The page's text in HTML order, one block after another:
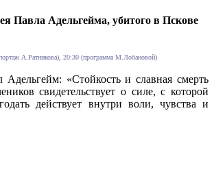
Павла Адельгейма, убитого в Пскове
А.Ратникова), 20:30 (программа М.Лобановой)
Адельгейм: «Стойкость и славная смерть
свидетельствует о силе, с которой
действует внутри воли, чувства и